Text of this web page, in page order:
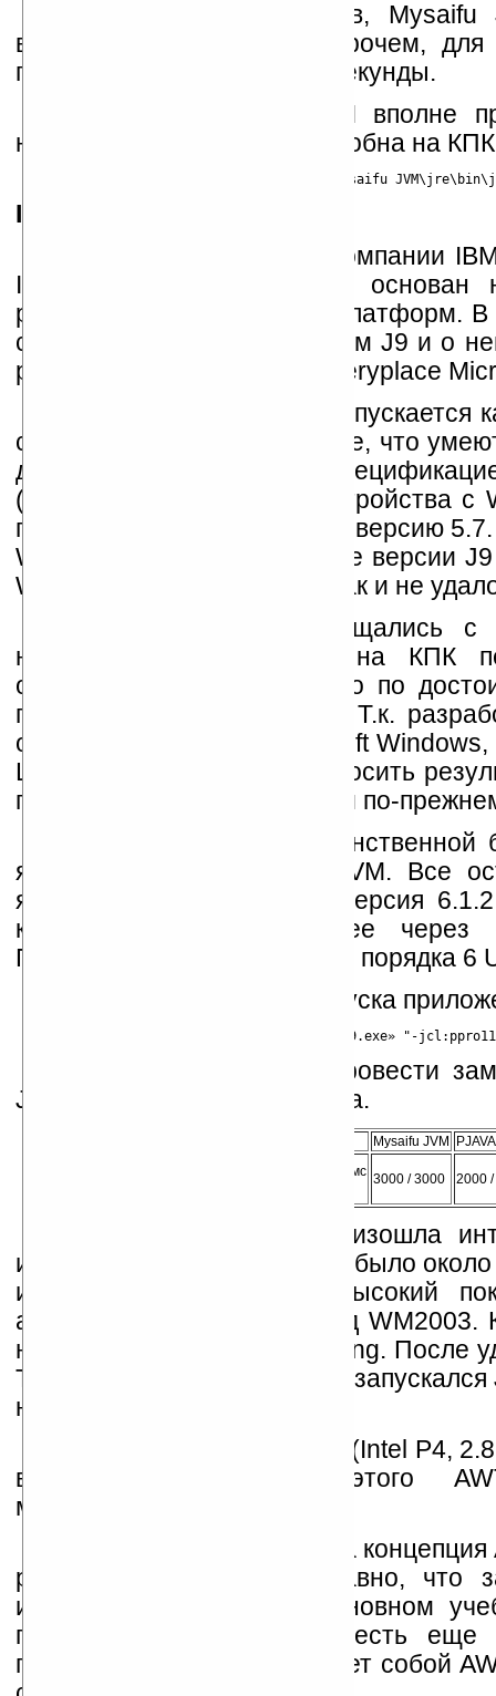
По большинству тестов,
виртуальной машиной. Впрочем, для
потребовалось всего-то 3 секунды.
Реализация самой JVM вполне
найти на сайте, работоспособна на
IBM J9
Надо отдать должное компании
IDE Eclipse (который сам
разработке JVM для ряда платформ.
систем известна под именем J9 и о
раздел «IBM WebSphere Everyplace
Виртуальная машина выпускается
спецификацию CDLC (это те, что
для настоящих КПК, со
(6.1.2) — поддерживает устройства
поискать, то можно найти и версию
WM2003. Еще более ранние версии J9
WinCE 3.0, правда автору так и не
Если вы вплотную общались с
настольных машинах, а на КПК
окончательной проверки, то по
пакет «Micro Environment». Т.к.
одной платформе, к Microsoft Windows,
Linux-платформой. А переносить
посредством SynCE. Ну, или по-
Как я уже отмечал,
является только Mysaifu JVM. Все
являются платными. Так, версия
компания IBM продает ее через
Предыдущие версии стоили порядка 6
Ярлык для быстрого запуска
Теперь самое время провести
JVM и выполнения байт-кода.
Mysaifu JVM
PJAVA
Время инициализации JVM, в мс 3000 / 3000 2000
В случае с CreMe произошла
инициализации изначально было
изумление. Это самый высокий
аналогичными данными под WM2003.
не использовался пакет Swing. После
Также подозрительно долго
нем оптимизирующего кода.
На настольной системе (Intel P4,
время инициализации этого
миллисекунды.
Откровенно говоря, сама
разработана настолько давно,
используется сейчас в основном
примере с PersonalJava, есть еще
посмотрим, что представляет собой